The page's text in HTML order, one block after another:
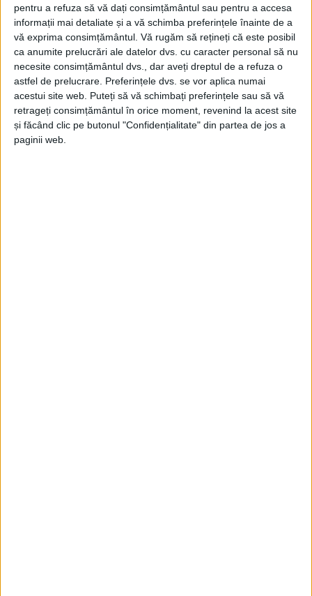
pentru a refuza să vă dați consimțământul sau pentru a accesa
informații mai detaliate și a vă schimba preferințele înainte de a
vă exprima consimțământul. Vă rugăm să rețineți că este posibil
ca anumite prelucrări ale datelor dvs. cu caracter personal să nu
necesite consimțământul dvs., dar aveți dreptul de a refuza o
astfel de prelucrare. Preferințele dvs. se vor aplica numai
acestui site web. Puteți să vă schimbați preferințele sau să vă
retrageți consimțământul în orice moment, revenind la acest site
și făcând clic pe butonul "Confidențialitate" din partea de jos a
paginii web.
pot fi admirate, în detaliu, odată cu lansare acestei expoziții
virtuale!
Arhive